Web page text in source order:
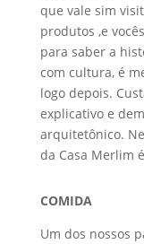
que vale sim
produtos ,e
para saber a
com cultura, é
logo depois.
explicativo e
arquitetônico.
da Casa Merlim
COMIDA
Um dos nossos